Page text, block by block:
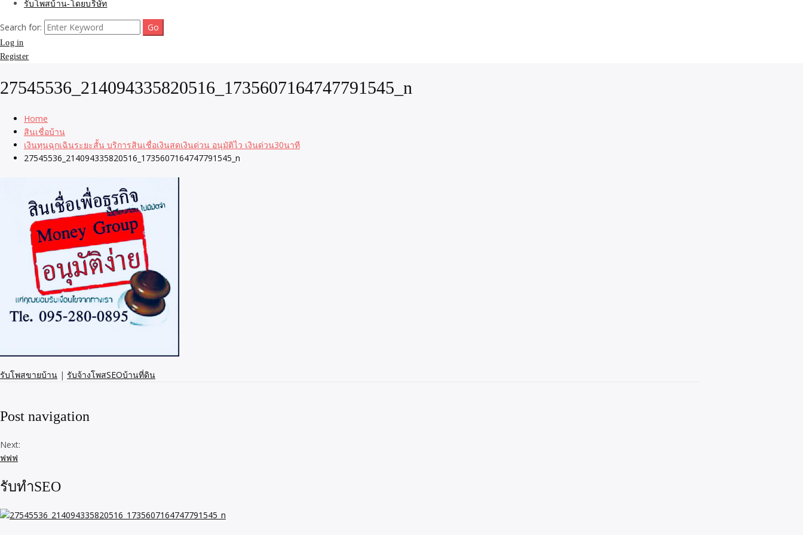
รับโพสบ้าน-โดยบริษัท
Search for:
Log in
Register
27545536_214094335820516_1735607164747791545_n
Home
สินเชื่อบ้าน
เงินทุนฉุกเฉินระยะสั้น บริการสินเชื่อเงินสดเงินด่วน อนุมัติไว เงินด่วน30นาที
27545536_214094335820516_1735607164747791545_n
รับโพสขายบ้าน | รับจ้างโพสSEOบ้านที่ดิน
Post navigation
Next:
ฟฟฟ
รับทำSEO